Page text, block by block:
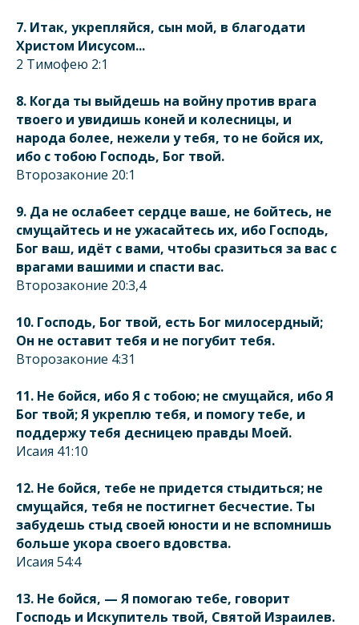
7. Итак, укрепляйся, сын мой, в благодати
Христом Иисусом...
2 Тимофею 2:1
8. Когда ты выйдешь на войну против врага
твоего и увидишь коней и колесницы, и
народа более, нежели у тебя, то не бойся их,
ибо с тобою Господь, Бог твой.
Второзаконие 20:1
9. Да не ослабеет сердце ваше, не бойтесь, не
смущайтесь и не ужасайтесь их, ибо Господь,
Бог ваш, идёт с вами, чтобы сразиться за вас с
врагами вашими и спасти вас.
Второзаконие 20:3,4
10. Господь, Бог твой, есть Бог милосердный;
Он не оставит тебя и не погубит тебя.
Второзаконие 4:31
11. Не бойся, ибо Я с тобою; не смущайся, ибо Я
Бог твой; Я укреплю тебя, и помогу тебе, и
поддержу тебя десницею правды Моей.
Исаия 41:10
12. Не бойся, тебе не придется стыдиться; не
смущайся, тебя не постигнет бесчестие. Ты
забудешь стыд своей юности и не вспомнишь
больше укора своего вдовства.
Исаия 54:4
13. Не бойся, — Я помогаю тебе, говорит
Господь и Искупитель твой, Святой Израилев.